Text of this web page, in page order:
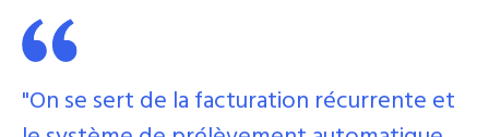
"On se sert de la facturation récurrente et